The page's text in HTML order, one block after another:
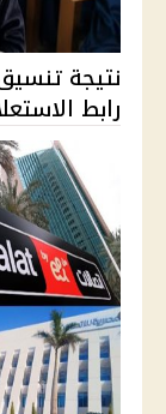
نتيجة
رابط